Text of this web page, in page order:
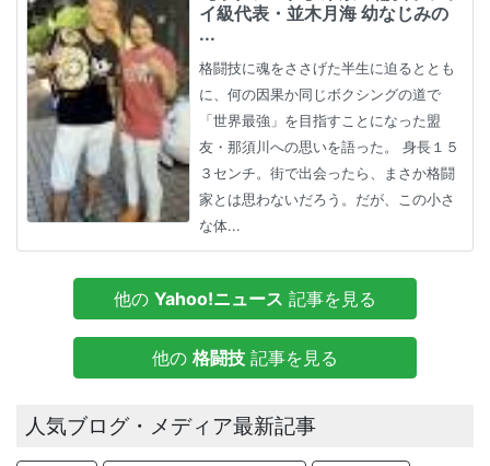
イ級代表・並木月海 幼なじみの
...
格闘技に魂をささげた半生に迫るととも
に、何の因果か同じボクシングの道で
「世界最強」を目指すことになった盟
友・那須川への思いを語った。 身長１５
３センチ。街で出会ったら、まさか格闘
家とは思わないだろう。だが、この小さ
な体...
他の Yahoo!ニュース 記事を見る
他の 格闘技 記事を見る
人気ブログ・メディア最新記事